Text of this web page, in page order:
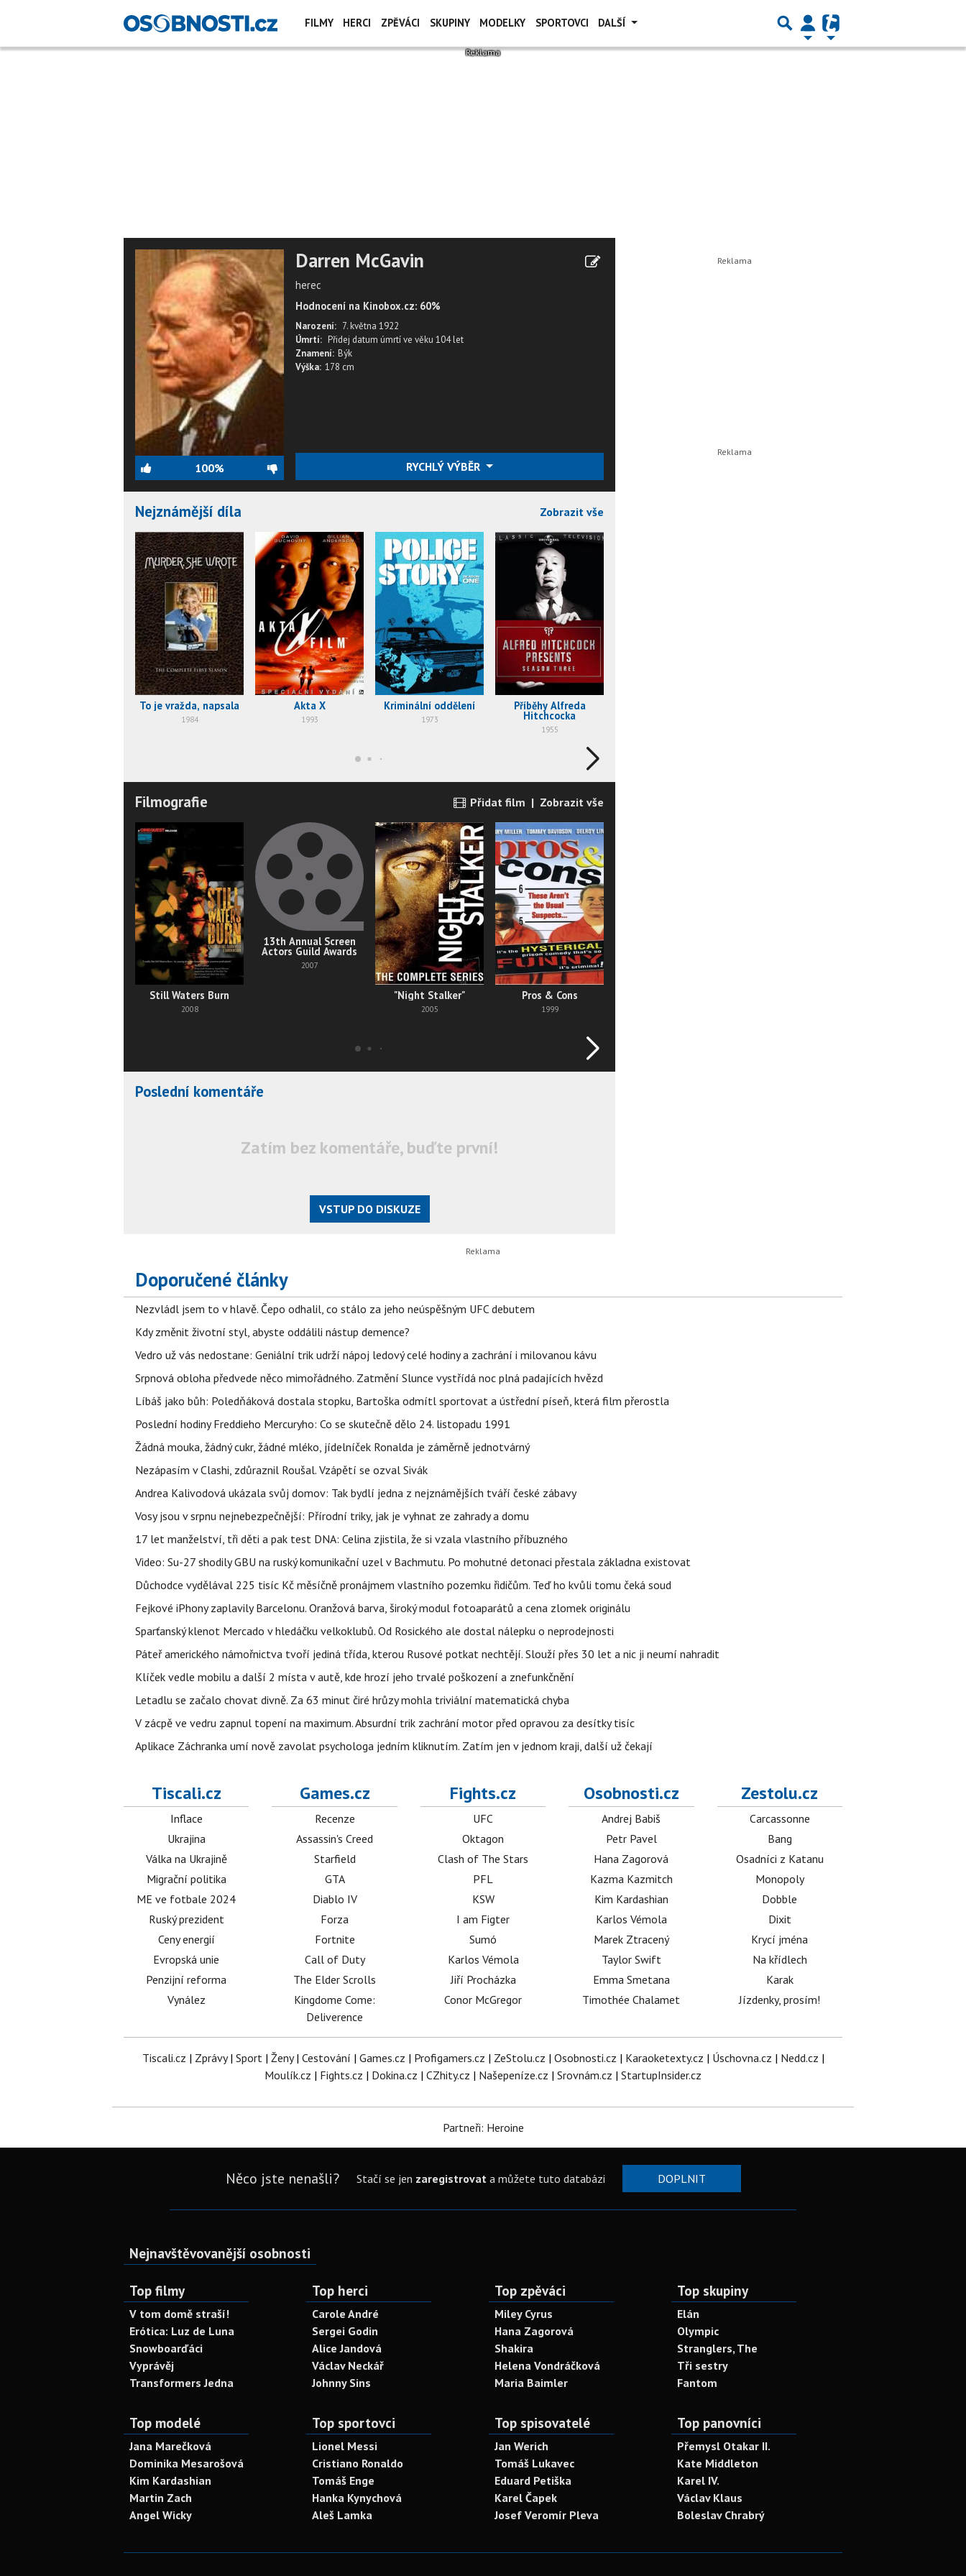
FILMY HERCI ZPĚVÁCI SKUPINY MODELKY SPORTOVCI DALŠÍ
100%
Darren McGavin
herec
Hodnocení na Kinobox.cz: 60%
Narození: 7. května 1922
Úmrtí: Přidej datum úmrtíve věku 104 let
Znamení: Býk
Výška: 178 cm
RYCHLÝ VÝBĚR
Nejznámější díla Zobrazit vše
To je vražda, napsala
1984
Akta X
1993
Kriminální oddělení
1973
Příběhy Alfreda
Hitchcocka
1955
Filmografie Přidat film | Zobrazit vše
Still Waters Burn
2008
13th Annual Screen
Actors Guild Awards
2007
"Night Stalker"
2005
Pros & Cons
1999
Poslední komentáře
Zatím bez komentáře, buďte první!
VSTUP DO DISKUZE
Doporučené články
Nezvládl jsem to v hlavě. Čepo odhalil, co stálo za jeho neúspěšným UFC debutem
Kdy změnit životní styl, abyste oddálili nástup demence?
Vedro už vás nedostane: Geniální trik udrží nápoj ledový celé hodiny a zachrání i milovanou kávu
Srpnová obloha předvede něco mimořádného. Zatmění Slunce vystřídá noc plná padajících hvězd
Líbáš jako bůh: Poledňáková dostala stopku, Bartoška odmítl sportovat a ústřední píseň, která film přerostla
Poslední hodiny Freddieho Mercuryho: Co se skutečně dělo 24. listopadu 1991
Žádná mouka, žádný cukr, žádné mléko, jídelníček Ronalda je záměrně jednotvárný
Nezápasím v Clashi, zdůraznil Roušal. Vzápětí se ozval Sivák
Andrea Kalivodová ukázala svůj domov: Tak bydlí jedna z nejznámějších tváří české zábavy
Vosy jsou v srpnu nejnebezpečnější: Přírodní triky, jak je vyhnat ze zahrady a domu
17 let manželství, tři děti a pak test DNA: Celina zjistila, že si vzala vlastního příbuzného
Video: Su-27 shodily GBU na ruský komunikační uzel v Bachmutu. Po mohutné detonaci přestala základna existovat
Důchodce vydělával 225 tisíc Kč měsíčně pronájmem vlastního pozemku řidičům. Teď ho kvůli tomu čeká soud
Fejkové iPhony zaplavily Barcelonu. Oranžová barva, široký modul fotoaparátů a cena zlomek originálu
Sparťanský klenot Mercado v hledáčku velkoklubů. Od Rosického ale dostal nálepku o neprodejnosti
Páteř amerického námořnictva tvoří jediná třída, kterou Rusové potkat nechtějí. Slouží přes 30 let a nic ji neumí nahradit
Klíček vedle mobilu a další 2 místa v autě, kde hrozí jeho trvalé poškození a znefunkčnění
Letadlu se začalo chovat divně. Za 63 minut čiré hrůzy mohla triviální matematická chyba
V zácpě ve vedru zapnul topení na maximum. Absurdní trik zachrání motor před opravou za desítky tisíc
Aplikace Záchranka umí nově zavolat psychologa jedním kliknutím. Zatím jen v jednom kraji, další už čekají
Tiscali.cz
Inflace
Ukrajina
Válka na Ukrajině
Migrační politika
ME ve fotbale 2024
Ruský prezident
Ceny energií
Evropská unie
Penzijní reforma
Vynález
Games.cz
Recenze
Assassin's Creed
Starfield
GTA
Diablo IV
Forza
Fortnite
Call of Duty
The Elder Scrolls
Kingdome Come:
Deliverence
Fights.cz
UFC
Oktagon
Clash of The Stars
PFL
KSW
I am Figter
Sumó
Karlos Vémola
Jiří Procházka
Conor McGregor
Osobnosti.cz
Andrej Babiš
Petr Pavel
Hana Zagorová
Kazma Kazmitch
Kim Kardashian
Karlos Vémola
Marek Ztracený
Taylor Swift
Emma Smetana
Timothée Chalamet
Zestolu.cz
Carcassonne
Bang
Osadníci z Katanu
Monopoly
Dobble
Dixit
Krycí jména
Na křídlech
Karak
Jízdenky, prosím!
Tiscali.cz | Zprávy| Sport| Ženy| Cestování | Games.cz | Profigamers.cz | ZeStolu.cz | Osobnosti.cz | Karaoketexty.cz | Úschovna.cz | Nedd.cz |
Moulík.cz | Fights.cz | Dokina.cz | CZhity.cz | Našepeníze.cz | Srovnám.cz | StartupInsider.cz
Partneři: Heroine
Něco jste nenašli? Stačí se jen zaregistrovata můžete tuto databázi DOPLNIT
Nejnavštěvovanější osobnosti
Top filmy
V tom domě straší!
Erótica: Luz de Luna
Snowboarďáci
Vyprávěj
Transformers Jedna
Top herci
Carole André
Sergei Godin
Alice Jandová
Václav Neckář
Johnny Sins
Top zpěváci
Miley Cyrus
Hana Zagorová
Shakira
Helena Vondráčková
Maria Baimler
Top skupiny
Elán
Olympic
Stranglers, The
Tři sestry
Fantom
Top modelé
Jana Marečková
Dominika Mesarošová
Kim Kardashian
Martin Zach
Angel Wicky
Top sportovci
Lionel Messi
Cristiano Ronaldo
Tomáš Enge
Hanka Kynychová
Aleš Lamka
Top spisovatelé
Jan Werich
Tomáš Lukavec
Eduard Petiška
Karel Čapek
Josef Veromír Pleva
Top panovníci
Přemysl Otakar II.
Kate Middleton
Karel IV.
Václav Klaus
Boleslav Chrabrý